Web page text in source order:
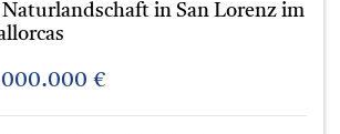
in San Lorenz im
€